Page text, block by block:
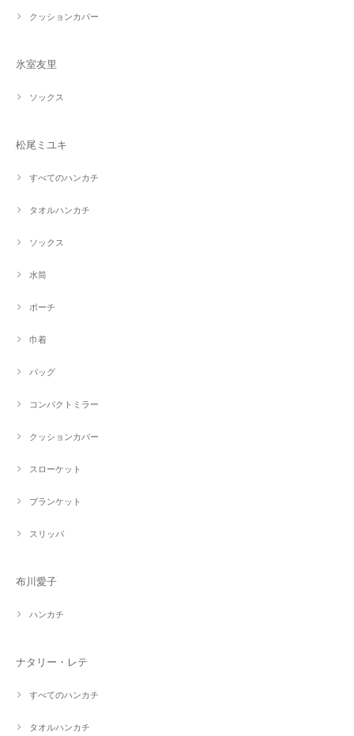
クッションカバー
氷室友里
ソックス
松尾ミユキ
すべてのハンカチ
タオルハンカチ
ソックス
水筒
ポーチ
巾着
バッグ
コンパクトミラー
クッションカバー
スローケット
ブランケット
スリッパ
布川愛子
ハンカチ
ナタリー・レテ
すべてのハンカチ
タオルハンカチ